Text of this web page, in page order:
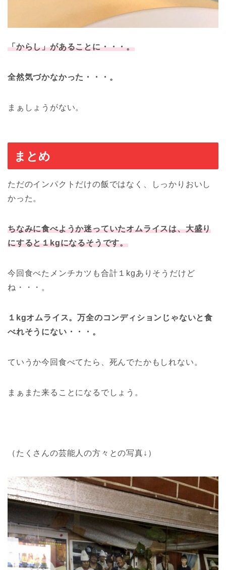
「からし」があることに・・・。
全然気づかなかった・・・。
まぁしょうがない。
まとめ
ただのインパクトだけの飯ではなく、しっかりおいし
かった。
ちなみに食べようか迷っていたオムライスは、大盛り
にすると１kgになるそうです。
今回食べたメンチカツも合計１kgありそうだけど
ね・・・。
１kgオムライス。万全のコンディションじゃないと食
べれそうにない・・・。
ていうか今回食べてたら、死んでたかもしれない。
まぁまた来ることになるでしょう。
（たくさんの芸能人の方々との写真↓）